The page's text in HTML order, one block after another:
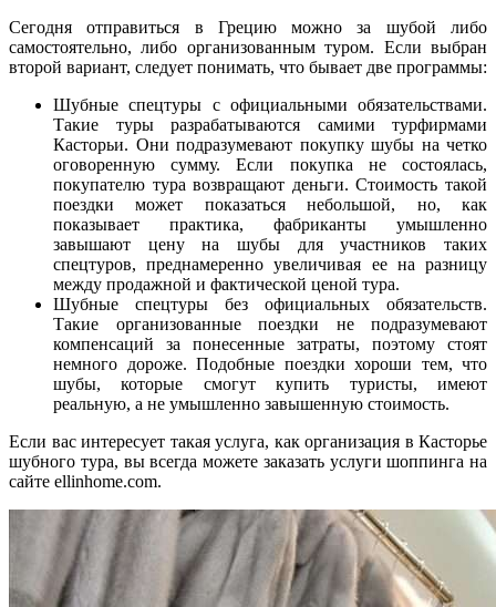
Сегодня отправиться в Грецию можно за шубой либо
самостоятельно, либо организованным туром. Если выбран
второй вариант, следует понимать, что бывает две программы:
Шубные спецтуры с официальными обязательствами.
Такие туры разрабатываются самими турфирмами
Касторьи. Они подразумевают покупку шубы на четко
оговоренную сумму. Если покупка не состоялась,
покупателю тура возвращают деньги. Стоимость такой
поездки может показаться небольшой, но, как
показывает практика, фабриканты умышленно
завышают цену на шубы для участников таких
спецтуров, преднамеренно увеличивая ее на разницу
между продажной и фактической ценой тура.
Шубные спецтуры без официальных обязательств.
Такие организованные поездки не подразумевают
компенсаций за понесенные затраты, поэтому стоят
немного дороже. Подобные поездки хороши тем, что
шубы, которые смогут купить туристы, имеют
реальную, а не умышленно завышенную стоимость.
Если вас интересует такая услуга, как организация в Касторье
шубного тура, вы всегда можете заказать услуги шоппинга на
сайте ellinhome.com.